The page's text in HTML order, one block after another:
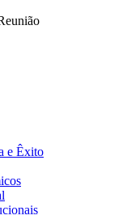
e Êxito